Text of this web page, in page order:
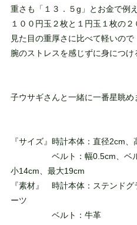
重さも「１３．５g」とお金で例
１００円玉２枚と１円玉１枚の２
見た目の重厚さに比べて軽いので
腕のストレスを感じずに身につけ
子ウサギさんと一緒に一番星眺め
『サイズ』時計本体：直径2cm、
ベルト：幅0.5cm、ベルト
小14cm、最大19cm
『素材』 時計本体：ステンド
ーツ
ベルト：牛革